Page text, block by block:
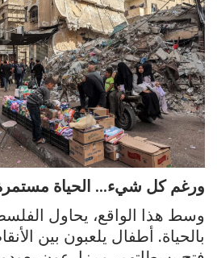
ورغم كل شيء… الحياة
وسط هذا الواقع، يحاول
بالحياة. أطفال يلعبون بين